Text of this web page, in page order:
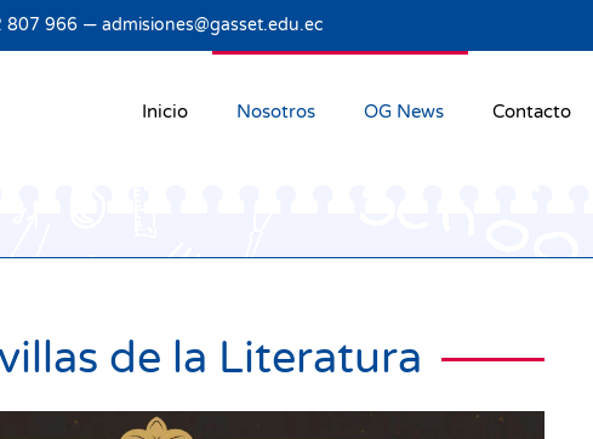
807 966 — admisiones@gasset.edu.ec
Inicio Nosotros OG News Contacto
de la Literatura